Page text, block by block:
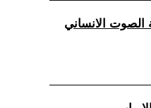
الصوت الانساني